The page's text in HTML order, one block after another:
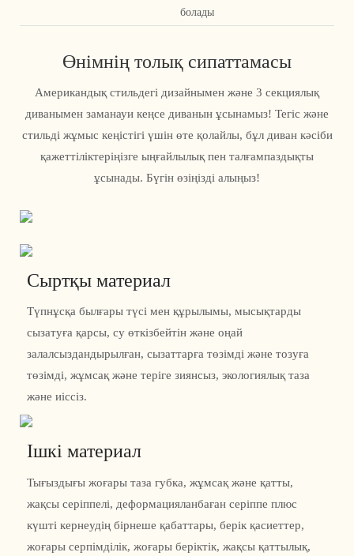
болады
Өнімнің толық сипаттамасы
Американдық стильдегі дизайнымен және 3 секциялық
диванымен заманауи кеңсе диванын ұсынамыз! Тегіс және
стильді жұмыс кеңістігі үшін өте қолайлы, бұл диван кәсіби
қажеттіліктеріңізге ыңғайлылық пен талғампаздықты
ұсынады. Бүгін өзіңізді алыңыз!
Сыртқы материал
Түпнұсқа былғары түсі мен құрылымы, мысықтарды
сызатуға қарсы, су өткізбейтін және оңай
залалсыздандырылған, сызаттарға төзімді және тозуға
төзімді, жұмсақ және теріге зиянсыз, экологиялық таза
және иіссіз.
Ішкі материал
Тығыздығы жоғары таза губка, жұмсақ және қатты,
жақсы серіппелі, деформацияланбаған серіппе плюс
күшті кернеудің бірнеше қабаттары, берік қасиеттер,
жоғары серпімділік, жоғары беріктік, жақсы қаттылық,